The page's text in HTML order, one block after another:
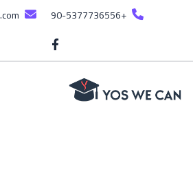
+90-5377736556